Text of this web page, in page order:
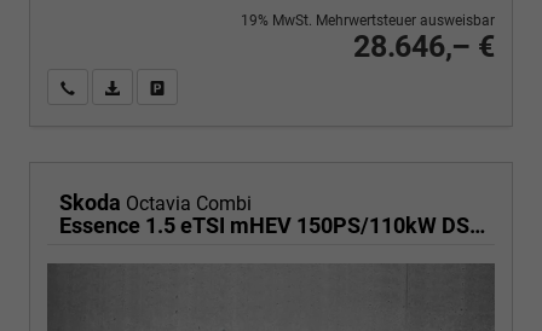
28.646,– €
19% MwSt. Mehrwertsteuer ausweisbar
Wir rufen Sie anPDF-Fahrzeugexposé drucken
Skoda Octavia Combi
Essence 1.5 eTSI mHEV 150PS/110kW DSG7 2026